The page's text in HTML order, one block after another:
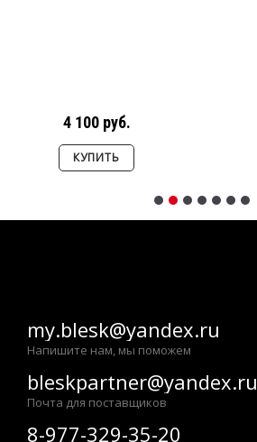
4 100 руб.
КУПИТЬ
my.blesk@yandex.ru
Напишите нам, мы поможем
bleskpartner@yandex.ru
Почта для поставщиков
8-977-329-35-20